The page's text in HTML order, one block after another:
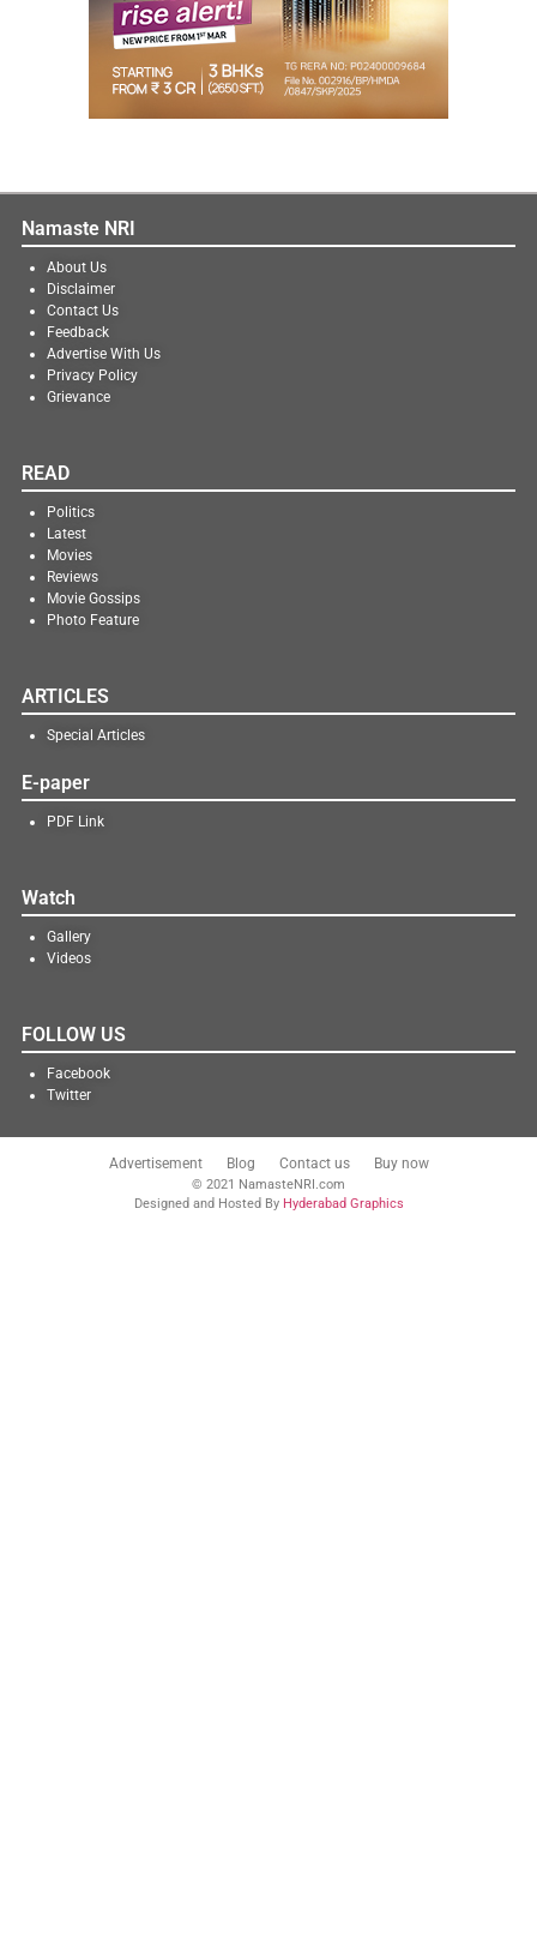
Namaste NRI
About Us
Disclaimer
Contact Us
Feedback
Advertise With Us
Privacy Policy
Grievance
READ
Politics
Latest
Movies
Reviews
Movie Gossips
Photo Feature
ARTICLES
Special Articles
E-paper
PDF Link
Watch
Gallery
Videos
FOLLOW US
Facebook
Twitter
Advertisement Blog Contact us Buy now
© 2021 NamasteNRI.com
Designed and Hosted By Hyderabad Graphics